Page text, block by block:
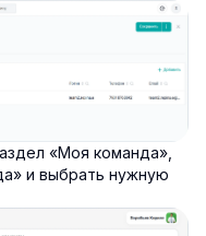
«Моя команда»,
и выбрать нужную